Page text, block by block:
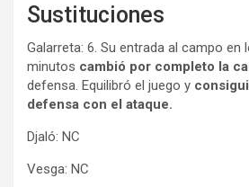
Sustituciones
Galarreta: 6. Su entrada al campo en
minutos cambió por completo la
defensa. Equilibró el juego y
defensa con el ataque.
Djaló: NC
Vesga: NC